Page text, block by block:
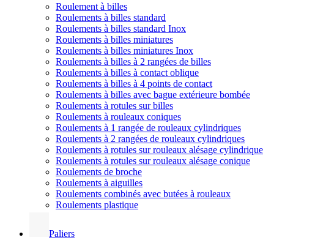
Roulement à billes
Roulements à billes standard
Roulements à billes standard Inox
Roulements à billes miniatures
Roulements à billes miniatures Inox
Roulements à billes à 2 rangées de billes
Roulements à billes à contact oblique
Roulements à billes à 4 points de contact
Roulements à billes avec bague extérieure bombée
Roulements à rotules sur billes
Roulements à rouleaux coniques
Roulements à 1 rangée de rouleaux cylindriques
Roulements à 2 rangées de rouleaux cylindriques
Roulements à rotules sur rouleaux alésage cylindrique
Roulements à rotules sur rouleaux alésage conique
Roulements de broche
Roulements à aiguilles
Roulements combinés avec butées à rouleaux
Roulements plastique
Paliers